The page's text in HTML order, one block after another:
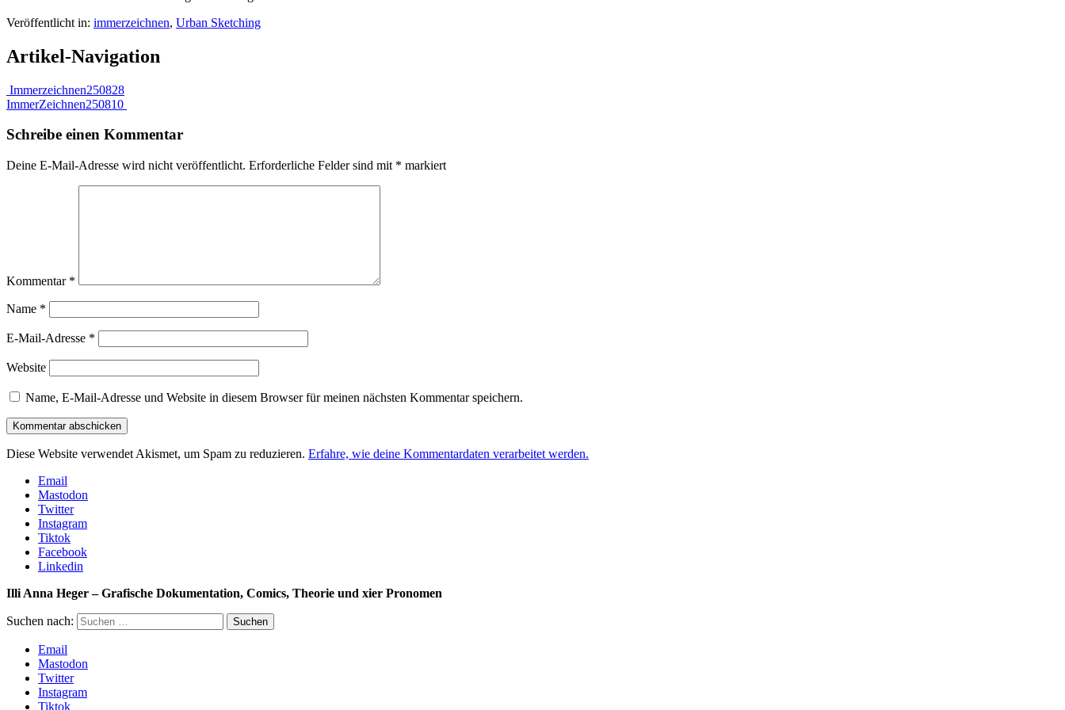
Veröffentlicht in: immerzeichnen, Urban Sketching
Artikel-Navigation
Immerzeichnen250828
ImmerZeichnen250810
Schreibe einen Kommentar
Deine E-Mail-Adresse wird nicht veröffentlicht. Erforderliche Felder sind mit * markiert
Kommentar *
Name *
E-Mail-Adresse *
Website
Name, E-Mail-Adresse und Website in diesem Browser für meinen nächsten Kommentar speichern.
Diese Website verwendet Akismet, um Spam zu reduzieren. Erfahre, wie deine Kommentardaten verarbeitet werden.
Email
Mastodon
Twitter
Instagram
Tiktok
Facebook
Linkedin
Illi Anna Heger – Grafische Dokumentation, Comics, Theorie und xier Pronomen
Suchen nach:
Email
Mastodon
Twitter
Instagram
Tiktok